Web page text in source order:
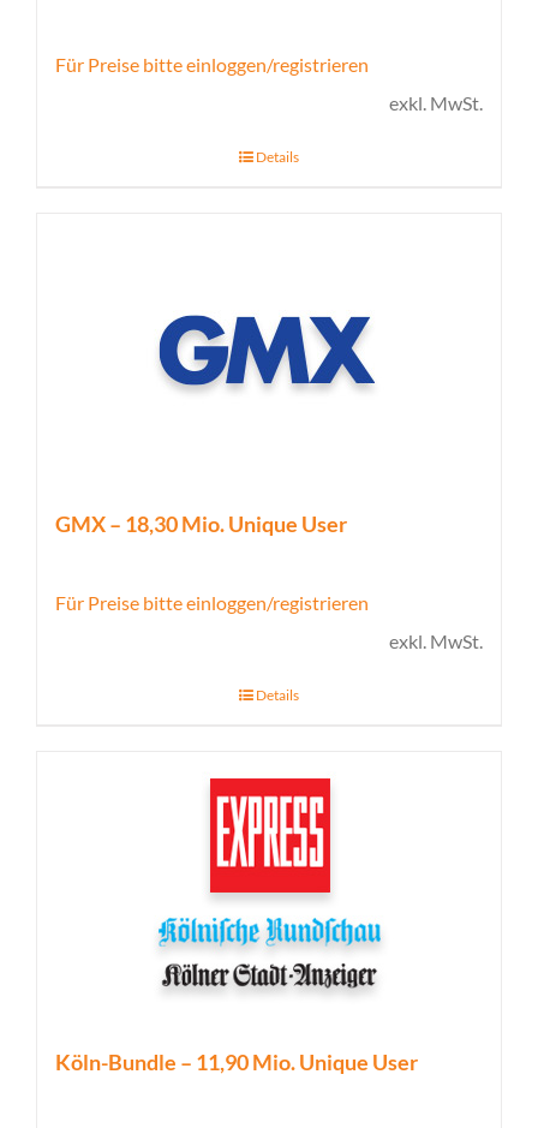
Für Preise bitte einloggen/registrieren
exkl. MwSt.
Details
GMX – 18,30 Mio. Unique User
Für Preise bitte einloggen/registrieren
exkl. MwSt.
Details
Köln-Bundle – 11,90 Mio. Unique User